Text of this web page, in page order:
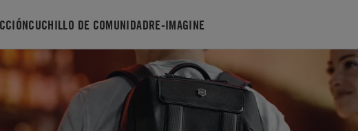
CUCHILLO DE COMUNIDADRE-IMAGINE